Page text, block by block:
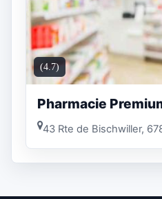
(4.7)
Pharmacie
43 Rte de Bischwiller,